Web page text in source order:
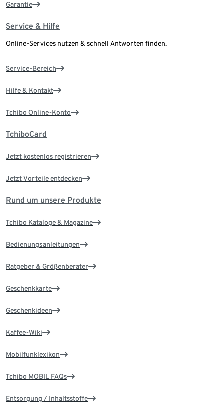
Garantie
Service & Hilfe
Online-Services nutzen & schnell Antworten finden.
Service-Bereich
Hilfe & Kontakt
Tchibo Online-Konto
TchiboCard
Jetzt kostenlos registrieren
Jetzt Vorteile entdecken
Rund um unsere Produkte
Tchibo Kataloge & Magazine
Bedienungsanleitungen
Ratgeber & Größenberater
Geschenkkarte
Geschenkideen
Kaffee-Wiki
Mobilfunklexikon
Tchibo MOBIL FAQs
Entsorgung / Inhaltsstoffe